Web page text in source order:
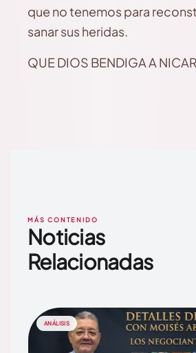
que no tenemos para
sanar sus heridas.
QUE DIOS BENDIGA A
MÁS CONTENIDO
Noticias
Relacionadas
ANÁLISIS